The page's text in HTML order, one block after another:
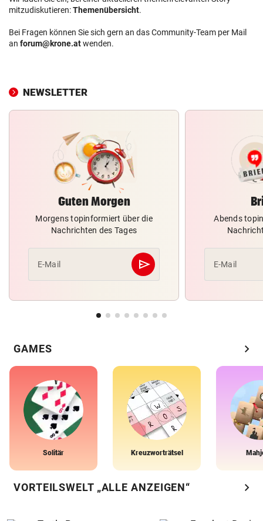
mitzudiskutieren:Themenübersicht.
Bei Fragen können Sie sich gern an das Community-Team per Mail
an forum@krone.atwenden.
NEWSLETTER
Guten Morgen
Morgens topinformiert über die
Nachrichten des Tages
E-Mail send
Abschicken
Abends
E-Mail
GAMES chevron_right
Solitär Kreuzworträtsel
VORTEILSWELT „ALLE ANZEIGEN“ chevron_right